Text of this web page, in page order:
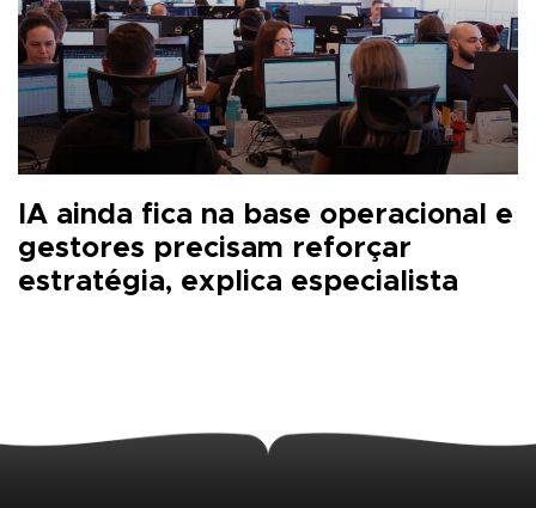
IA ainda fica na base operacional e
gestores precisam reforçar
estratégia, explica especialista